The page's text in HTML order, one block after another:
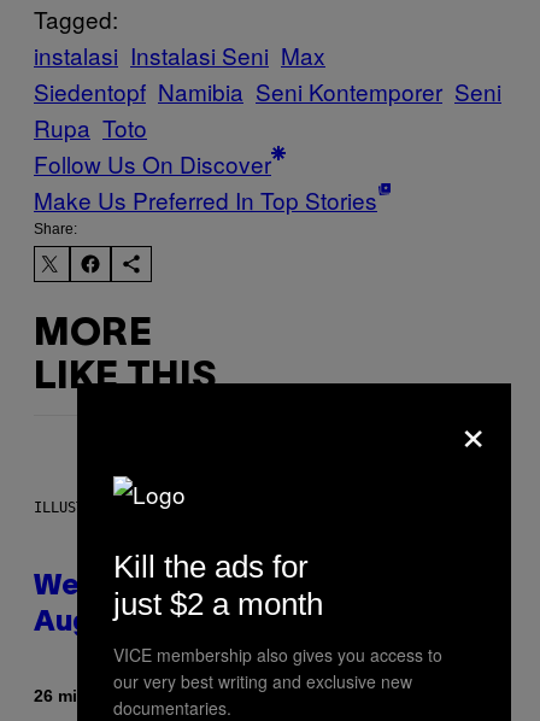
Tagged:
instalasi Instalasi Seni Max
Siedentopf Namibia Seni Kontemporer Seni
Rupa Toto
Follow Us On Discover
Make Us Preferred In Top Stories
Share:
MORE
LIKE THIS
ILLUSTRATION BY REESA
Weekly Horoscope: August 9-
August 15
26 minutes ago By Ashley Fike
×
Kill the ads for
just $2 a month
VICE membership also gives you access to
our very best writing and exclusive new
documentaries.